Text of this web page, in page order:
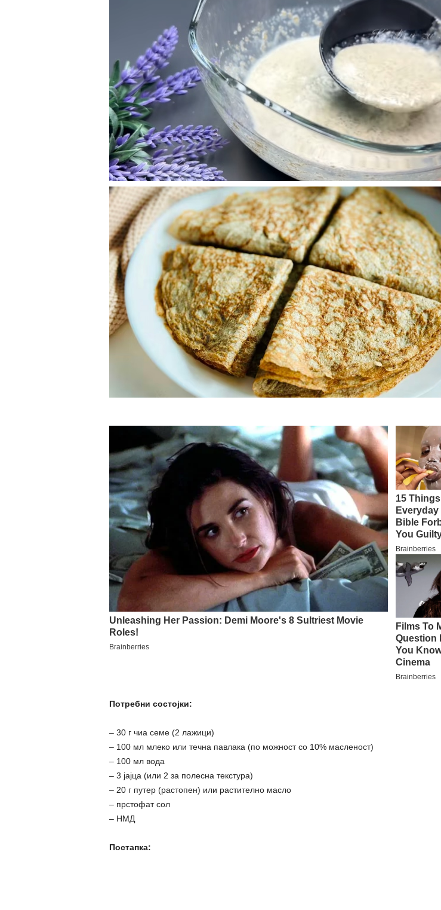
Потребни состојки:
– 30 г чиа семе (2 лажици)
– 100 мл млеко или течна павлака (по можност со 10% масленост)
– 100 мл вода
– 3 јајца (или 2 за полесна текстура)
– 20 г путер (растопен) или растително масло
– прстофат сол
– НМД
Постапка: